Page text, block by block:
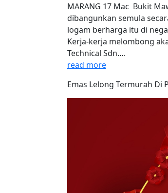
MARANG 17 Mac  Bukit
dibangunkan semula
logam berharga itu di
Kerja-kerja melombong
Technical Sdn….
read more
Emas Lelong Termurah Di